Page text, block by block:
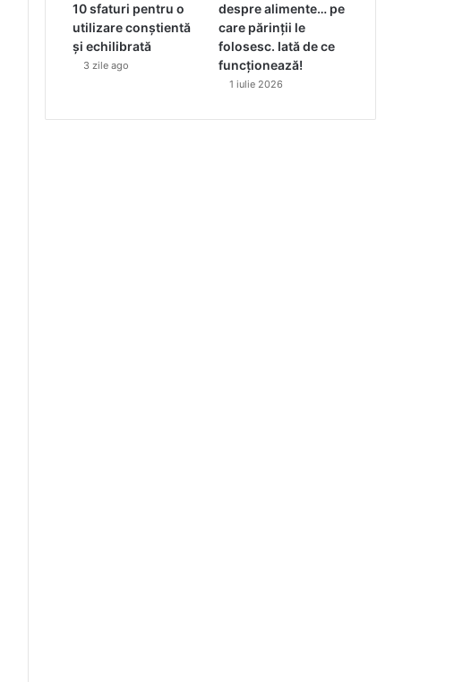
10 sfaturi pentru o
utilizare conștientă
și echilibrată
3 zile ago
despre alimente… pe
care părinții le
folosesc. Iată de ce
funcționează!
1 iulie 2026